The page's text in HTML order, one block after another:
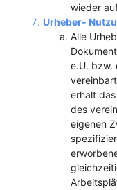
wieder
Urheber-
Alle
e.U. bzw.
erhält
des
eigenen